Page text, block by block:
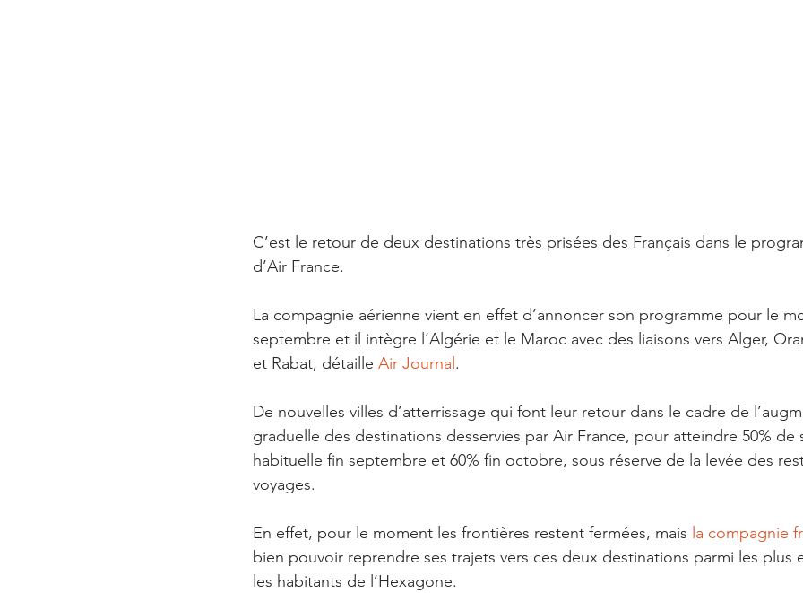
C’est le retour de deux destinations très prisées des Français dans le
d’Air France.
La compagnie aérienne vient en effet d’annoncer son programme pour le
septembre et il intègre l’Algérie et le Maroc avec des liaisons vers Alger,
et Rabat, détaille Air Journal .
De nouvelles villes d’atterrissage qui font leur retour dans le cadre de
graduelle des destinations desservies par Air France, pour atteindre 50% de
habituelle fin septembre et 60% fin octobre, sous réserve de la levée des
voyages.
En effet, pour le moment les frontières restent fermées, mais la compagnie
bien pouvoir reprendre ses trajets vers ces deux destinations parmi les plus
les habitants de l’Hexagone.